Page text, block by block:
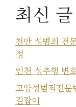
최신 글
천안 성범죄 전
정
인천 성추행 변
고양성범죄전
길잡이